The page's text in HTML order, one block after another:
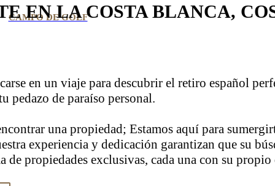
CAMPO DE GOLF
EN LA COSTA BLANCA,
en un viaje para descubrir el retiro español
pedazo de paraíso personal.
una propiedad; Estamos aquí para
experiencia y dedicación garantizan que su
propiedades exclusivas, cada una con su